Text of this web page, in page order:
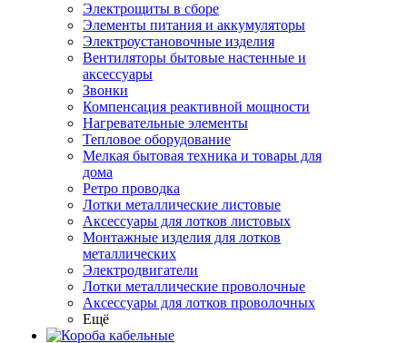
Электрощиты в сборе
Элементы питания и аккумуляторы
Электроустановочные изделия
Вентиляторы бытовые настенные и
аксессуары
Звонки
Компенсация реактивной мощности
Нагревательные элементы
Тепловое оборудование
Мелкая бытовая техника и товары для
дома
Ретро проводка
Лотки металлические листовые
Аксессуары для лотков листовых
Монтажные изделия для лотков
металлических
Электродвигатели
Лотки металлические проволочные
Аксессуары для лотков проволочных
Ещё